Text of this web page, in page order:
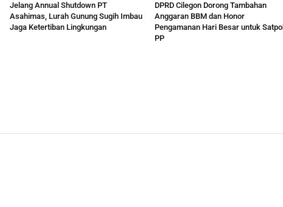
Jelang Annual Shutdown PT
Asahimas, Lurah Gunung Sugih Imbau
Jaga Ketertiban Lingkungan
DPRD Cilegon Dorong Tambahan
Anggaran BBM dan Honor
Pengamanan Hari Besar untuk Satpol
PP